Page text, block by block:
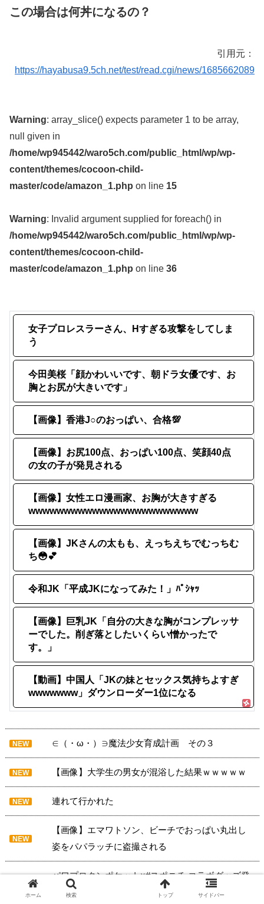
この場合は何丼になるの？
引用元：
https://hayabusa9.5ch.net/test/read.cgi/news/1685662089
Warning: array_slice() expects parameter 1 to be array,
null given in
/home/wp945442/waro5ch.com/public_html/wp/wp-
content/themes/cocoon-child-
master/code/amazon_1.php on line 15
Warning: Invalid argument supplied for foreach() in
/home/wp945442/waro5ch.com/public_html/wp/wp-
content/themes/cocoon-child-
master/code/amazon_1.php on line 36
女子プロレスラーさん、Hすぎる攻撃をしてしま
う
今田美桜「顔かわいいです、朝ドラ女優です、お
胸とお尻が大きいです」
【画像】香港J○のおっぱい、合格💯
【画像】お尻100点、おっぱい100点、笑顔40点
の女の子が発見される
【画像】女性エロ漫画家、お胸が大きすぎる
wwwwwwwwwwwwwwwwwwwwwwww
【画像】JKさんの太もも、えっちえちでむっちむ
ち😳💕
令和JK「平成JKになってみた！」ﾊﾟｼｬｯ
【画像】巨乳JK「自分の大きな胸がコンプレッサ
ーでした。削ぎ落としたいくらい憎かったで
す。」
【動画】中国人「JKの妹とセックス気持ちよすぎ
wwwwwww」ダウンローダー1位になる
NEW ∈（・ω・）∋魔法少女育成計画 その３
NEW 【画像】大学生の男女が混浴した結果ｗｗｗｗｗ
NEW 連れて行かれた
NEW
【画像】エマワトソン、ビーチでおっぱい丸出し
姿をパパラッチに盗撮される
NEW
パワプロクンポケット×#スポニチ コラボグッズ発
売決定！
ホーム 検索 トップ サイドバー